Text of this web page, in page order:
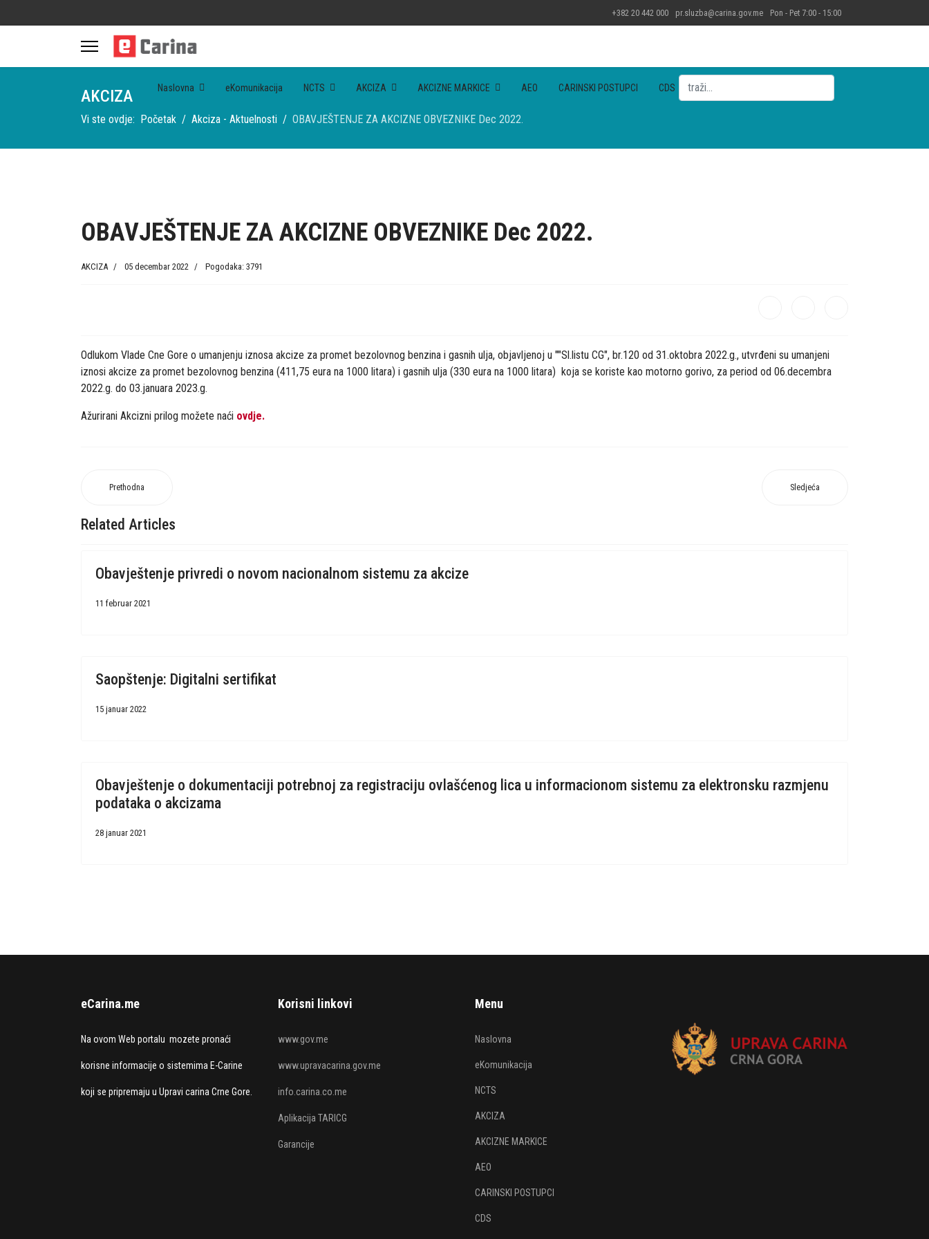
+382 20 442 000 pr.sluzba@carina.gov.me Pon - Pet 7:00 - 15:00
Naslovna eKomunikacija NCTS AKCIZA AKCIZNE MARKICE AEO CARINSKI POSTUPCI CDS Pretraga
AKCIZA
Vi ste ovdje: Početak Akciza - Aktuelnosti OBAVJEŠTENJE ZA AKCIZNE OBVEZNIKE Dec 2022.
OBAVJEŠTENJE ZA AKCIZNE OBVEZNIKE Dec 2022.
AKCIZA 05 decembar 2022 Pogodaka: 3791
Odlukom Vlade Cne Gore o umanjenju iznosa akcize za promet bezolovnog benzina i gasnih ulja, objavljenoj u ""Sl.listu CG", br.120 od 31.oktobra 2022.g., utvrđeni su umanjeni
iznosi akcize za promet bezolovnog benzina (411,75 eura na 1000 litara) i gasnih ulja (330 eura na 1000 litara) koja se koriste kao motorno gorivo, za period od 06.decembra
2022.g. do 03.januara 2023.g.
Ažurirani Akcizni prilog možete naći ovdje.
Prethodna Sledjeća
Related Articles
Obavještenje privredi o novom nacionalnom sistemu za akcize
11 februar 2021
Saopštenje: Digitalni sertifikat
15 januar 2022
Obavještenje o dokumentaciji potrebnoj za registraciju ovlašćenog lica u informacionom sistemu za elektronsku razmjenu
podataka o akcizama
28 januar 2021
eCarina.me
Na ovom Web portalu mozete pronaći
korisne informacije o sistemima E-Carine
koji se pripremaju u Upravi carina Crne Gore.
Korisni linkovi
www.gov.me
www.upravacarina.gov.me
info.carina.co.me
Aplikacija TARICG
Garancije
Menu
Naslovna
eKomunikacija
NCTS
AKCIZA
AKCIZNE MARKICE
AEO
CARINSKI POSTUPCI
CDS